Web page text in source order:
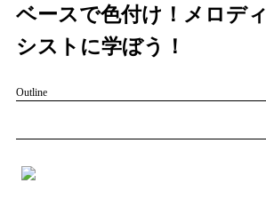
人気ワード
#男性SSW #ポップス #女性SSW
#男性シンガー
MENU
プレスリリース一覧
ベースで色付け！メロデ
シストに学ぼう！
Outline